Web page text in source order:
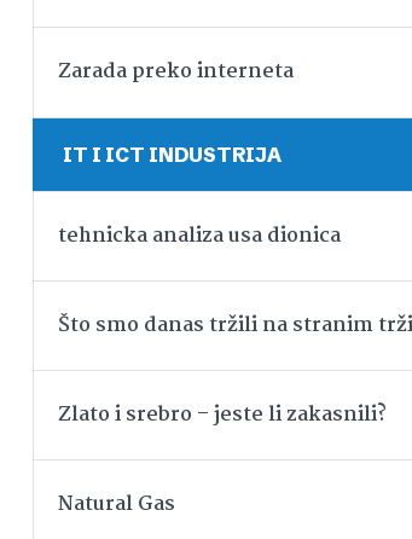
Zarada preko interneta
IT I ICT INDUSTRIJA
tehnicka analiza usa dionica
Što smo danas tržili na stranim
Zlato i srebro – jeste li zakasnili?
Natural Gas